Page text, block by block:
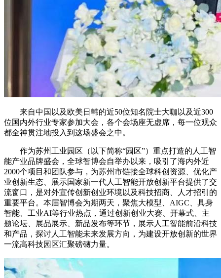
来自中国以及欧美日韩的近50位知名院士大咖以及近300
位国内外行业专家参加大会，各个会场座无虚席，每一位观众
都全神贯注地投入到这场盛会之中。
作为苏州工业园区（以下简称“园区”）重点打造的人工智
能产业品牌盛会，全球智博会自举办以来，吸引了海内外近
2000个项目和团队参与，为苏州市链接全球科创资源、优化产
业创新生态、展示国家新一代人工智能开放创新平台提供了交
流窗口，是对外宣传创新创业环境以及科技招商、人才招引的
重要平台。本届智博会为期两天，聚焦大模型、AIGC、具身
智能、工业AI等行业热点，通过创新创业大赛、开幕式、主
题论坛、展品展示、新品发布等环节，展示人工智能前沿科技
和产品，探讨人工智能未来发展方向，为建设开放创新的世界
一流高科技园区汇聚磅礴力量。